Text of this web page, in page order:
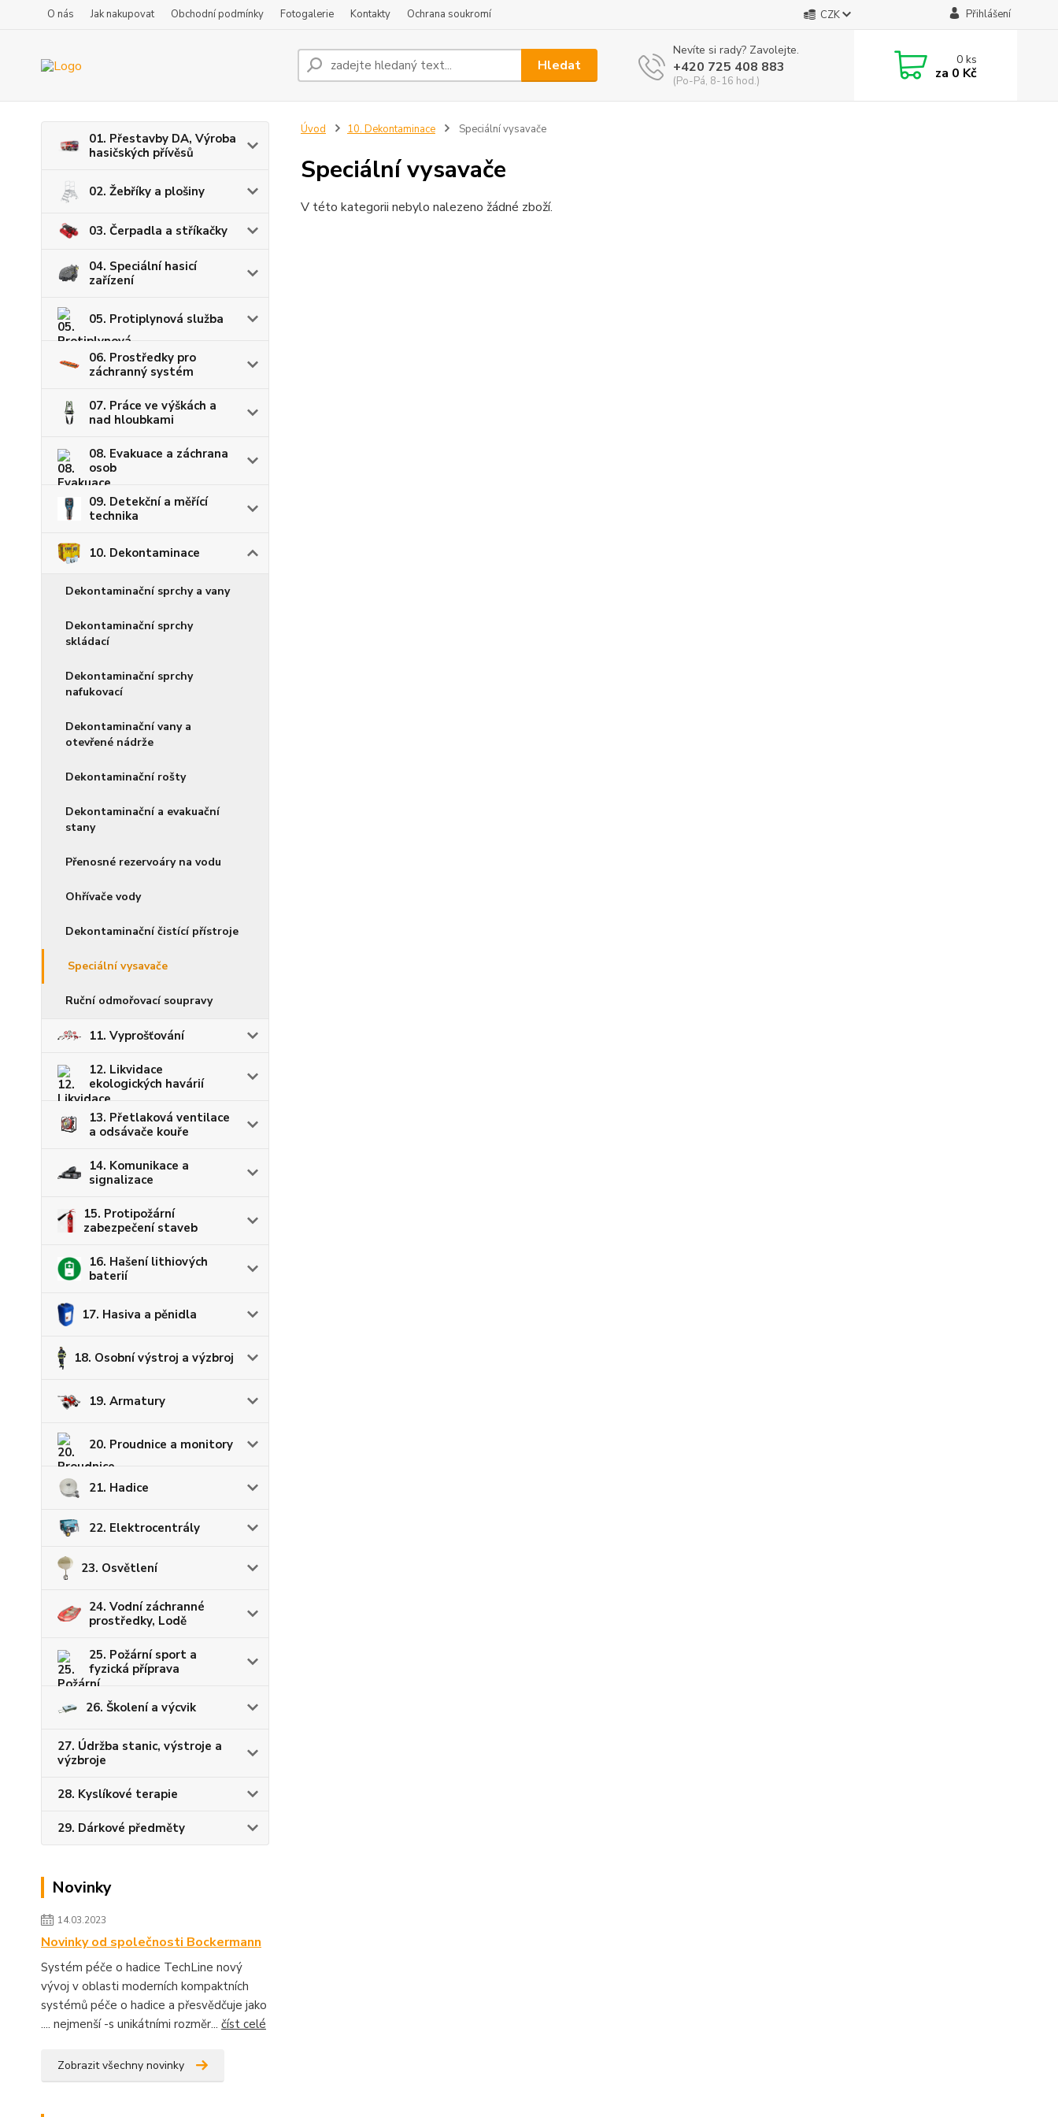
O nás Jak nakupovat Obchodní podmínky Fotogalerie Kontakty Ochrana soukromí CZK Přihlášení
Hledat
Nevíte si rady? Zavolejte.
+420 725 408 883
(Po-Pá, 8-16 hod.)
0ks
za 0 Kč
01. Přestavby DA, Výroba
hasičských přívěsů
02. Žebříky a plošiny
03. Čerpadla a stříkačky
04. Speciální hasicí
zařízení
05. Protiplynová služba
06. Prostředky pro
záchranný systém
07. Práce ve výškách a
nad hloubkami
08. Evakuace a záchrana
osob
09. Detekční a měřící
technika
10. Dekontaminace
Dekontaminační sprchy a vany
Dekontaminační sprchy
skládací
Dekontaminační sprchy
nafukovací
Dekontaminační vany a
otevřené nádrže
Dekontaminační rošty
Dekontaminační a evakuační
stany
Přenosné rezervoáry na vodu
Ohřívače vody
Dekontaminační čistící přístroje
Speciální vysavače
Ruční odmořovací soupravy
11. Vyprošťování
12. Likvidace
ekologických havárií
13. Přetlaková ventilace
a odsávače kouře
14. Komunikace a
signalizace
15. Protipožární
zabezpečení staveb
16. Hašení lithiových
baterií
17. Hasiva a pěnidla
18. Osobní výstroj a výzbroj
19. Armatury
20. Proudnice a monitory
21. Hadice
22. Elektrocentrály
23. Osvětlení
24. Vodní záchranné
prostředky, Lodě
25. Požární sport a
fyzická příprava
26. Školení a výcvik
27. Údržba stanic, výstroje a
výzbroje
28. Kyslíkové terapie
29. Dárkové předměty
Novinky
14.03.2023
Novinky od společnosti Bockermann
Systém péče o hadice TechLine nový
vývoj v oblasti moderních kompaktních
systémů péče o hadice a přesvědčuje jako
.... nejmenší -s unikátními rozměr... číst celé
Zobrazit všechny novinky
Úvod 10. Dekontaminace Speciální vysavače
Speciální vysavače
V této kategorii nebylo nalezeno žádné zboží.